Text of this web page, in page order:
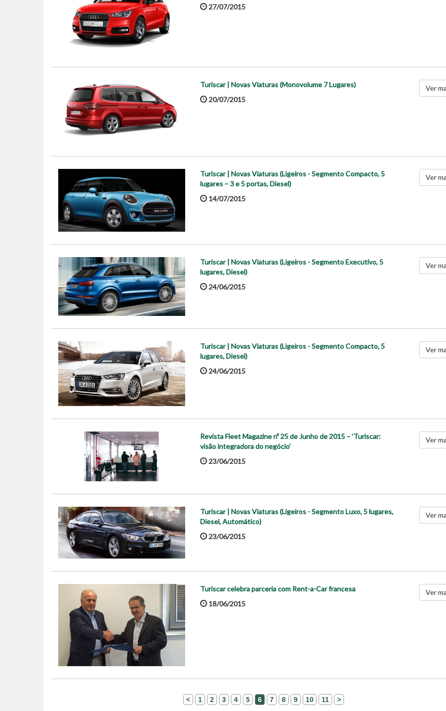
27/07/2015
Turiscar | Novas Viaturas (Monovolume 7 Lugares)
20/07/2015
Ver
Turiscar | Novas Viaturas (Ligeiros - Segmento Compacto, 5
lugares – 3 e 5 portas, Diesel)
14/07/2015
Ver
Turiscar | Novas Viaturas (Ligeiros - Segmento Executivo, 5
lugares, Diesel)
24/06/2015
Ver
Turiscar | Novas Viaturas (Ligeiros - Segmento Compacto, 5
lugares, Diesel)
24/06/2015
Ver
Revista Fleet Magazine nº 25 de Junho de 2015 – ‘Turiscar:
visão integradora do negócio’
23/06/2015
Ver
Turiscar | Novas Viaturas (Ligeiros - Segmento Luxo, 5 lugares,
Diesel, Automático)
23/06/2015
Ver
Turiscar celebra parceria com Rent-a-Car francesa
18/06/2015
Ver
< 1 2 3 4 5 6 7 8 9 10 11 >